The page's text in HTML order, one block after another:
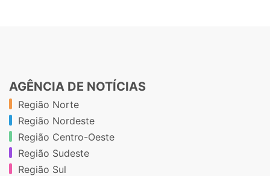
AGÊNCIA DE NOTÍCIAS
Região Norte
Região Nordeste
Região Centro-Oeste
Região Sudeste
Região Sul